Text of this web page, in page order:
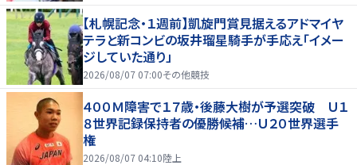
【札幌記念・１週前】凱旋門賞見据えるアドマイヤ
テラと新コンビの坂井瑠星騎手が手応え「イメー
ジしていた通り」
2026/08/07 07:00その他競技
４００Ｍ障害で１７歳・後藤大樹が予選突破 Ｕ１
８世界記録保持者の優勝候補…Ｕ２０世界選手
権
2026/08/07 04:10陸上